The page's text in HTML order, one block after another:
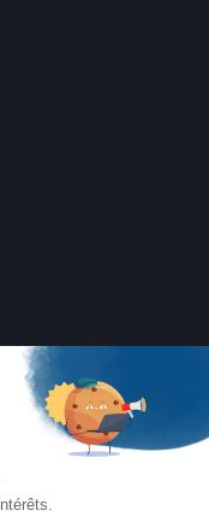
ligne,